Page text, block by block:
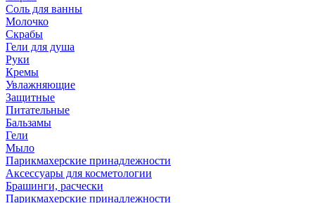
Соль для ванны
Молочко
Скрабы
Гели для душа
Руки
Кремы
Увлажняющие
Защитные
Питательные
Бальзамы
Гели
Мыло
Парикмахерские принадлежности
Аксессуары для косметологии
Брашинги, расчески
Парикмахерские принадлежности